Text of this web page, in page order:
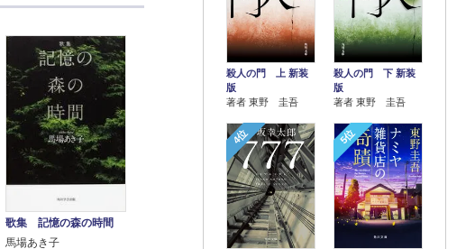
殺人の門 上 新装
版
著者 東野 圭吾
殺人の門 下 新装
版
著者 東野 圭吾
4位 5位
歌集 記憶の森の時間
馬場あき子